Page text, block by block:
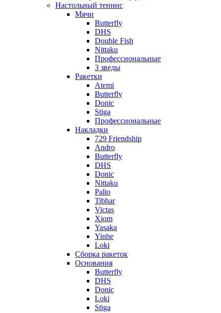
Настольный теннис
Мячи
Butterfly
DHS
Double Fish
Nittaku
Профессиональные
3 зведы
Ракетки
Atemi
Butterfly
Donic
Stiga
Профессиональные
Накладки
729 Friendship
Andro
Butterfly
DHS
Donic
Nittaku
Palio
Tibhar
Victas
Xiom
Yasaka
Yinhe
Loki
Сборка ракеток
Основания
Butterfly
DHS
Donic
Loki
Stiga